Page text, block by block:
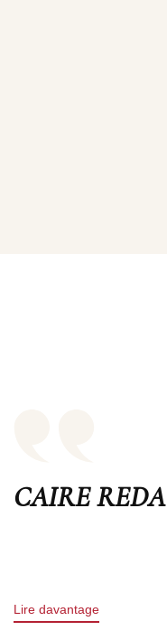
CAIRE REDA
Lire davantage